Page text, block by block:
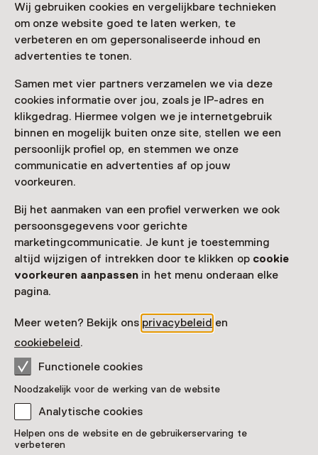
Wij gebruiken cookies en vergelijkbare technieken
om onze website goed te laten werken, te
verbeteren en om gepersonaliseerde inhoud en
advertenties te tonen.
Samen met vier partners verzamelen we via deze
cookies informatie over jou, zoals je IP-adres en
klikgedrag. Hiermee volgen we je internetgebruik
binnen en mogelijk buiten onze site, stellen we een
persoonlijk profiel op, en stemmen we onze
communicatie en advertenties af op jouw
voorkeuren.
Bij het aanmaken van een profiel verwerken we ook
persoonsgegevens voor gerichte
marketingcommunicatie. Je kunt je toestemming
altijd wijzigen of intrekken door te klikken op cookie
voorkeuren aanpassen in het menu onderaan elke
pagina.
Meer weten? Bekijk ons privacybeleid en
cookiebeleid.
Functionele cookies
Noodzakelijk voor de werking van de website
Analytische cookies
Helpen ons de website en de gebruikerservaring te
verbeteren
Verder lezen
Bezoekersinformatie
Toegang
Toegang is inbegrepen bij een entreeticket voor het
museum.
Museumkaart of ticket kopen
Museumkaart geldig
Datum
T/m 13 december van 11:00 tot 17:00
Locatie
Noord-Veluws Museum
Winckelweg 17a
Route plannenOpent in een nieuw tabblad
0341 - 25 05 60